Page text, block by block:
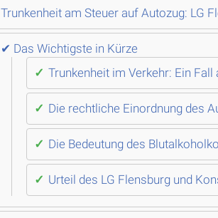
Trunkenheit am Steuer auf Autozug: LG
✔ Das Wichtigste in Kürze
Trunkenheit im Verkehr: Ein
Die rechtliche Einordnung des
Die Bedeutung des
Urteil des LG Flensburg und